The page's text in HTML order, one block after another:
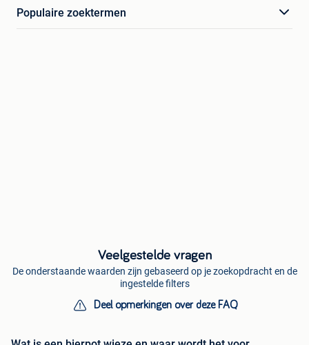
Populaire zoektermen
Veelgestelde vragen
De onderstaande waarden zijn gebaseerd op je zoekopdracht en de
ingestelde filters
Deel opmerkingen over deze FAQ